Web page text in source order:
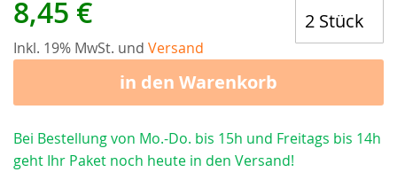
8,45 €
Inkl. 19% MwSt. und Versand
in den Warenkorb
Bei Bestellung von Mo.-Do. bis 15h und Freitags bis 14h
geht Ihr Paket noch heute in den Versand!